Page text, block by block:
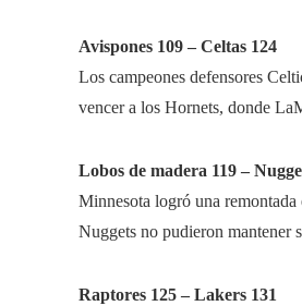
Avispones 109 – Celtas 124
Los campeones defensores
vencer a los Hornets, donde
Lobos de madera 119 –
Minnesota logró una
Nuggets no pudieron mantener
Raptores 125 – Lakers 131